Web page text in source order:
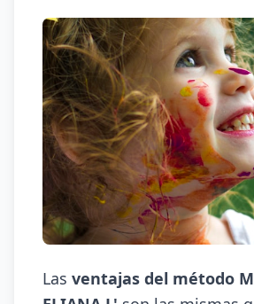
Las ventajas del método